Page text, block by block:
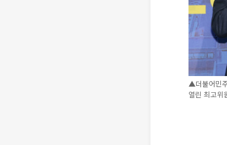
▲더불어민
열린 최고위